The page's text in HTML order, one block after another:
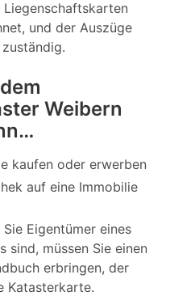
und der Auszüge
Weibern
kaufen oder erwerben
auf eine Immobilie
Eigentümer eines
sind, müssen Sie einen
erbringen, der
Katasterkarte.